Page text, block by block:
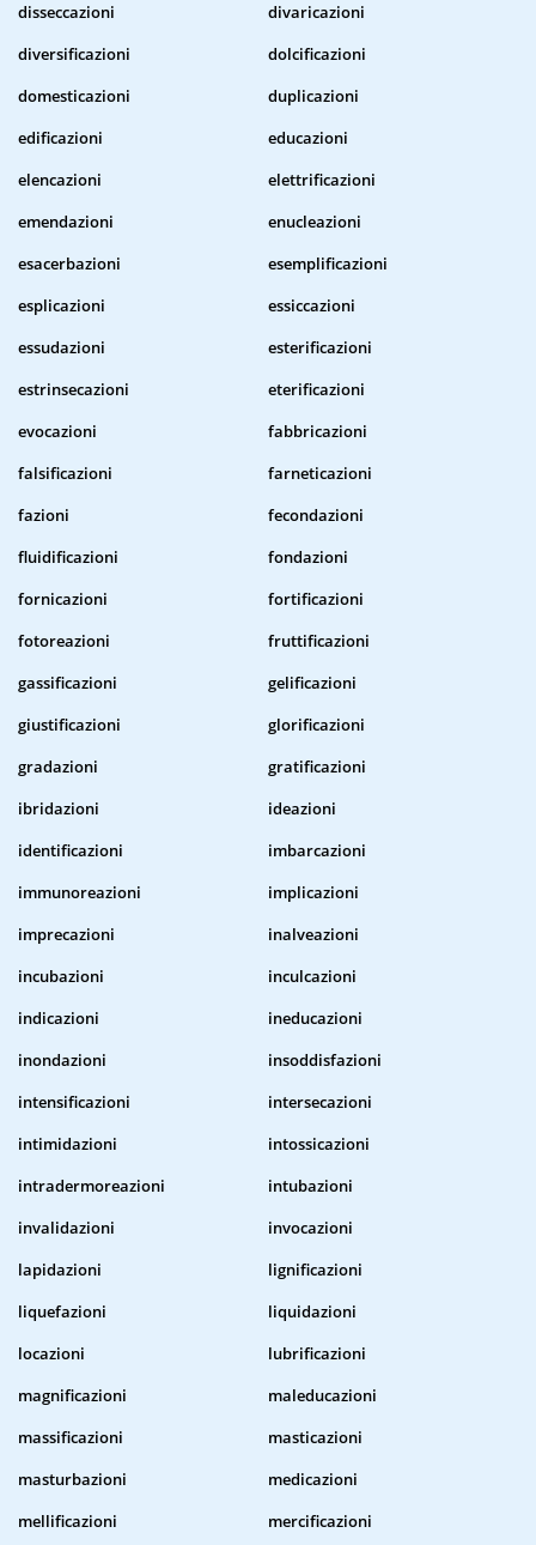
disseccazioni
divaricazioni
diversificazioni
dolcificazioni
domesticazioni
duplicazioni
edificazioni
educazioni
elencazioni
elettrificazioni
emendazioni
enucleazioni
esacerbazioni
esemplificazioni
esplicazioni
essiccazioni
essudazioni
esterificazioni
estrinsecazioni
eterificazioni
evocazioni
fabbricazioni
falsificazioni
farneticazioni
fazioni
fecondazioni
fluidificazioni
fondazioni
fornicazioni
fortificazioni
fotoreazioni
fruttificazioni
gassificazioni
gelificazioni
giustificazioni
glorificazioni
gradazioni
gratificazioni
ibridazioni
ideazioni
identificazioni
imbarcazioni
immunoreazioni
implicazioni
imprecazioni
inalveazioni
incubazioni
inculcazioni
indicazioni
ineducazioni
inondazioni
insoddisfazioni
intensificazioni
intersecazioni
intimidazioni
intossicazioni
intradermoreazioni
intubazioni
invalidazioni
invocazioni
lapidazioni
lignificazioni
liquefazioni
liquidazioni
locazioni
lubrificazioni
magnificazioni
maleducazioni
massificazioni
masticazioni
masturbazioni
medicazioni
mellificazioni
mercificazioni